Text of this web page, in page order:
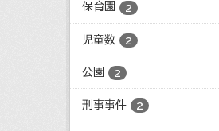
保育園 2
児童数 2
公園 2
刑事事件 2